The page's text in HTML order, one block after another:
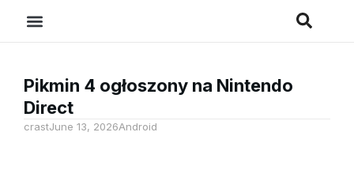
Pikmin 4 ogłoszony na Nintendo
Direct
crastJune 13, 2026Android